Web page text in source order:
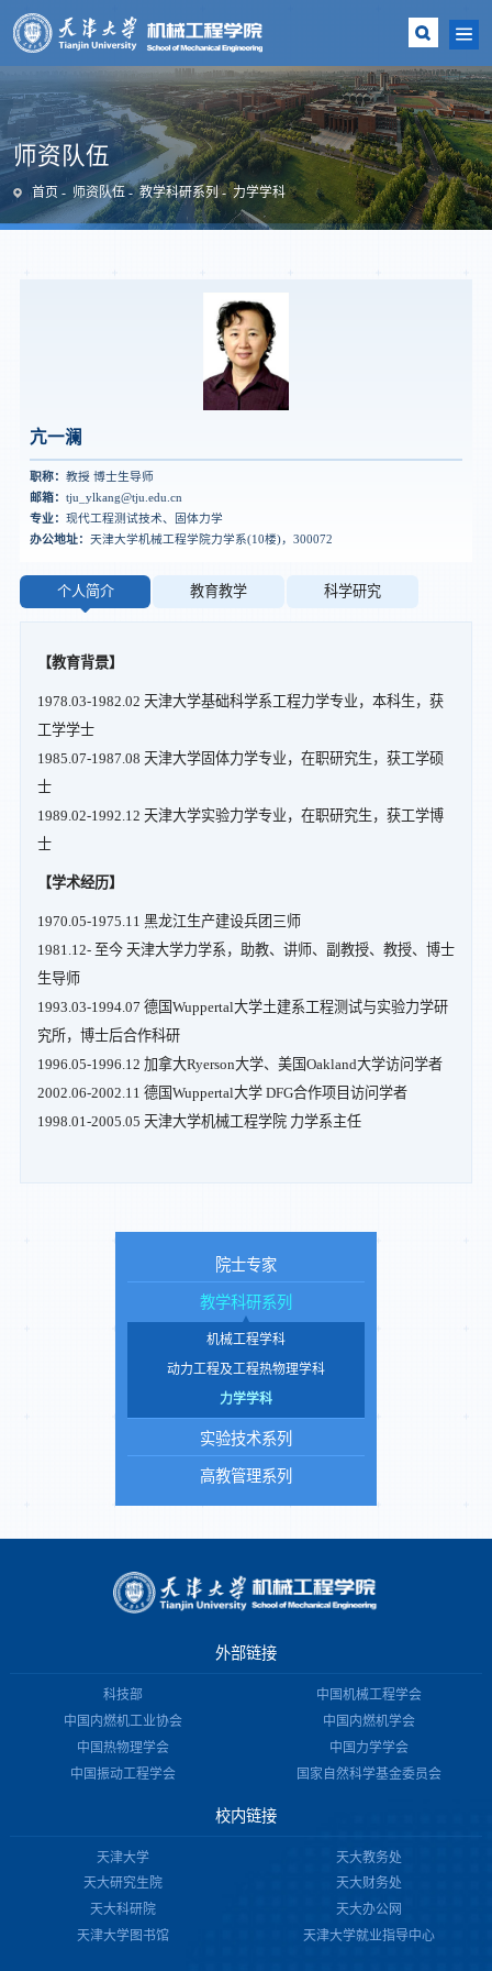
师资队伍
首页 师资队伍 教学科研系列 力学学科
亢一澜
职称： 教授 博士生导师
邮箱： tju_ylkang@tju.edu.cn
专业： 现代工程测试技术、固体力学
办公地址： 天津大学机械工程学院力学系(10楼)，300072
个人简介 教育教学 科学研究
【教育背景】
1978.03-1982.02 天津大学基础科学系工程力学专业，本科生，获
工学学士
1985.07-1987.08 天津大学固体力学专业，在职研究生，获工学硕
士
1989.02-1992.12 天津大学实验力学专业，在职研究生，获工学博
士
【学术经历】
1970.05-1975.11 黑龙江生产建设兵团三师
1981.12- 至今 天津大学力学系，助教、讲师、副教授、教授、博士
生导师
1993.03-1994.07 德国Wuppertal大学土建系工程测试与实验力学研
究所，博士后合作科研
1996.05-1996.12 加拿大Ryerson大学、美国Oakland大学访问学者
2002.06-2002.11 德国Wuppertal大学 DFG合作项目访问学者
1998.01-2005.05 天津大学机械工程学院 力学系主任
院士专家
教学科研系列
机械工程学科
动力工程及工程热物理学科
力学学科
实验技术系列
高教管理系列
外部链接
科技部
中国机械工程学会
中国内燃机工业协会
中国内燃机学会
中国热物理学会
中国力学学会
中国振动工程学会
国家自然科学基金委员会
校内链接
天津大学
天大教务处
天大研究生院
天大财务处
天大科研院
天大办公网
天津大学图书馆
天津大学就业指导中心